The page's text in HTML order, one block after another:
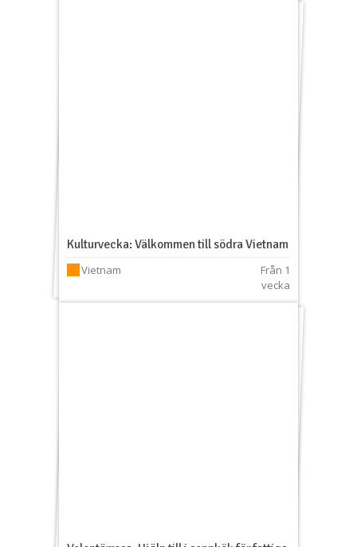
Kulturvecka: Välkommen till södra Vietnam
Vietnam
Från 1
vecka